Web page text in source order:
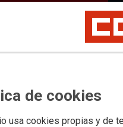
de cookies
usa cookies propias y de